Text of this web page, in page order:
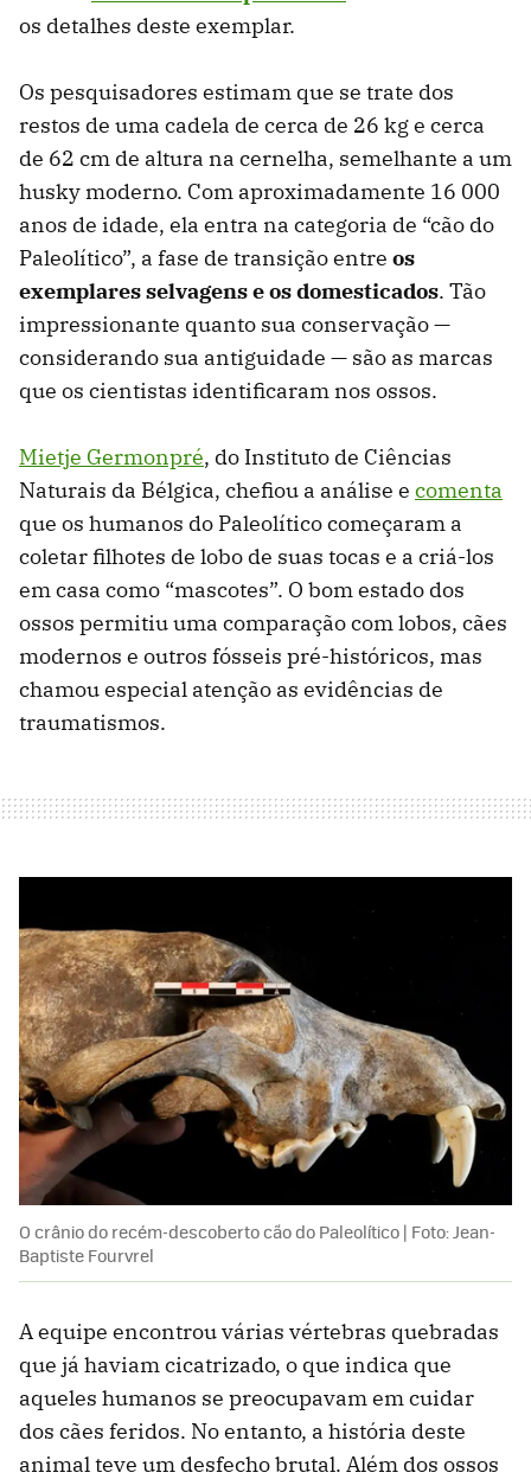
os detalhes deste exemplar.
Os pesquisadores estimam que se trate dos
restos de uma cadela de cerca de 26 kg e cerca
de 62 cm de altura na cernelha, semelhante a um
husky moderno. Com aproximadamente 16 000
anos de idade, ela entra na categoria de “cão do
Paleolítico”, a fase de transição entre os
exemplares selvagens e os domesticados. Tão
impressionante quanto sua conservação —
considerando sua antiguidade — são as marcas
que os cientistas identificaram nos ossos.
Mietje Germonpré, do Instituto de Ciências
Naturais da Bélgica, chefiou a análise e comenta
que os humanos do Paleolítico começaram a
coletar filhotes de lobo de suas tocas e a criá-los
em casa como “mascotes”. O bom estado dos
ossos permitiu uma comparação com lobos, cães
modernos e outros fósseis pré-históricos, mas
chamou especial atenção as evidências de
traumatismos.
O crânio do recém-descoberto cão do Paleolítico | Foto: Jean-
Baptiste Fourvrel
A equipe encontrou várias vértebras quebradas
que já haviam cicatrizado, o que indica que
aqueles humanos se preocupavam em cuidar
dos cães feridos. No entanto, a história deste
animal teve um desfecho brutal. Além dos ossos